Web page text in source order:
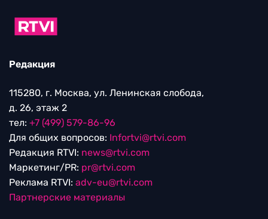
Редакция
115280, г. Москва, ул. Ленинская слобода,
д. 26, этаж 2
тел: +7 (499) 579-86-96
Для общих вопросов: Infortvi@rtvi.com
Редакция RTVI: news@rtvi.com
Маркетинг/PR: pr@rtvi.com
Реклама RTVI: adv-eu@rtvi.com
Партнерские материалы